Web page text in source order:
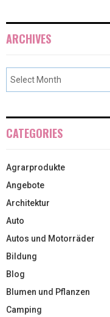
ARCHIVES
CATEGORIES
Agrarprodukte
Angebote
Architektur
Auto
Autos und Motorräder
Bildung
Blog
Blumen und Pflanzen
Camping